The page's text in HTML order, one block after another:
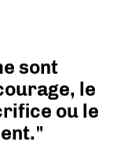
sont
le
ou le